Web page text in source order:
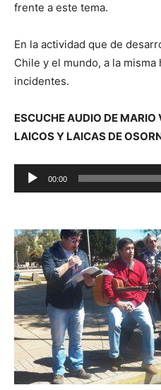
frente a este tema.
En la actividad que de
Chile y el mundo, a la
incidentes.
ESCUCHE AUDIO DE
LAICOS Y LAICAS DE
Reproductor
de
00:00